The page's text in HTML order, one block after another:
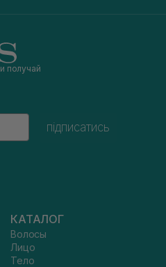
и получай
підписатись
КАТАЛОГ
Волосы
Лицо
Тело